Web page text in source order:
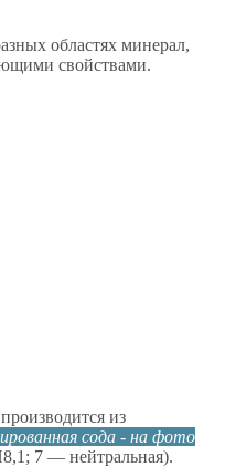
областях минерал,
свойствами.
из
сода - на фото
7 — нейтральная).